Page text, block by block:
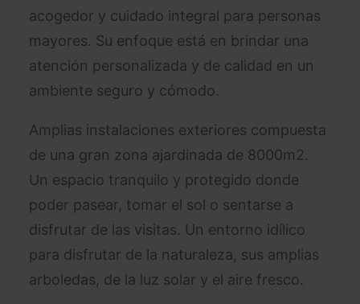
acogedor y cuidado integral para personas
mayores. Su enfoque está en brindar una
atención personalizada y de calidad en un
ambiente seguro y cómodo.
Amplias instalaciones exteriores compuesta
de una gran zona ajardinada de 8000m2.
Un espacio tranquilo y protegido donde
poder pasear, tomar el sol o sentarse a
disfrutar de las visitas. Un entorno idílico
para disfrutar de la naturaleza, sus amplias
arboledas, de la luz solar y el aire fresco.